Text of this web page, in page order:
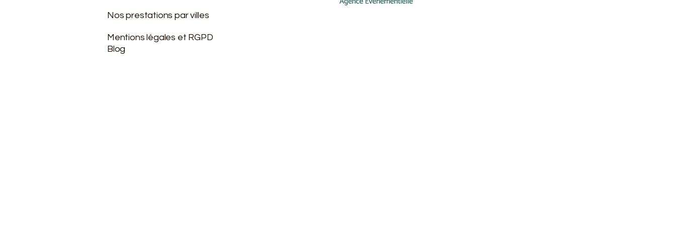
Nos prestations par villes
Mentions légales et RGPD
Blog